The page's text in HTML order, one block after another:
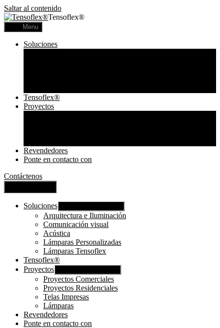
Saltar al contenido
Tensoflex®
Menu
Soluciones
Tensoflex®
Proyectos
Revendedores
Ponte en contacto con
Contáctenos
Soluciones
Arquitectura e Iluminación
Comunicación visual
Acústica
Lámparas Personalizadas
Lámparas Tensoflex
Tensoflex®
Proyectos
Proyectos Comerciales
Proyectos Residenciales
Telas Impresas
Lámparas
Revendedores
Ponte en contacto con